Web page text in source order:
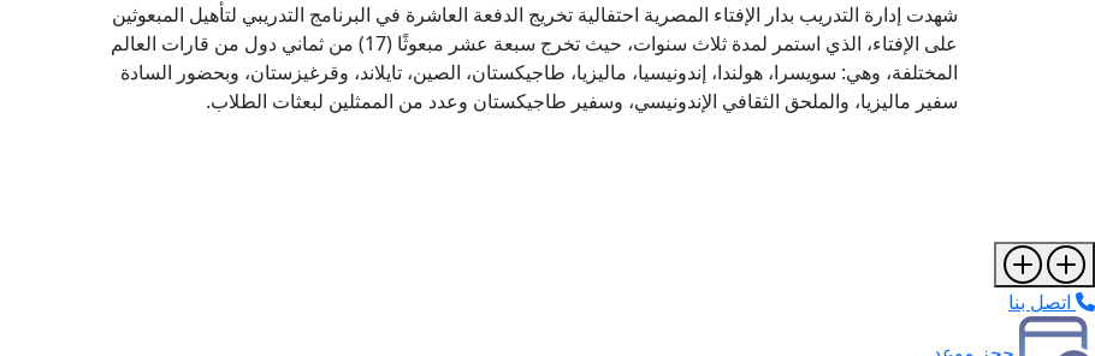
شهدت إدارة التدريب بدار الإفتاء المصرية احتفالية تخريج الدفعة العاشرة في البرنامج التدريبي لتأهيل المبعوثين
على الإفتاء، الذي استمر لمدة ثلاث سنوات، حيث تخرج سبعة عشر مبعوثًا (17) من ثماني دول من قارات العالم
المختلفة، وهي: سويسرا، هولندا، إندونيسيا، ماليزيا، طاجيكستان، الصين، تايلاند، وقرغيزستان، وبحضور السادة
سفير ماليزيا، والملحق الثقافي الإندونيسي، وسفير طاجيكستان وعدد من الممثلين لبعثات الطلاب.
اتصل بنا